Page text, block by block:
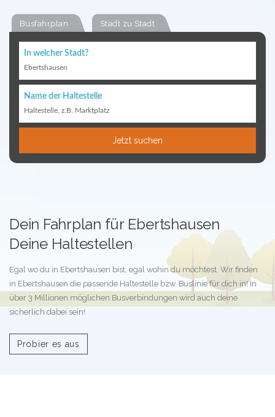
Busfahrplan Stadt zu Stadt
In welcher Stadt?
Ebertshausen
Name der Haltestelle
Haltestelle, z.B. Marktplatz
Jetzt suchen
Dein Fahrplan für Ebertshausen
Deine Haltestellen
Egal wo du in Ebertshausen bist, egal wohin du möchtest. Wir finden
in Ebertshausen die passende Haltestelle bzw. Buslinie für dich in! In
über 3 Millionen möglichen Busverbindungen wird auch deine
sicherlich dabei sein!
Probier es aus